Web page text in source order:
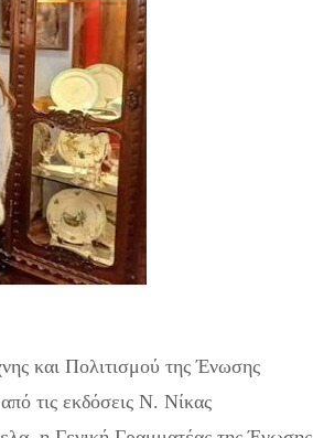
και Πολιτισμού της Ένωσης
τις εκδόσεις Ν. Νίκας